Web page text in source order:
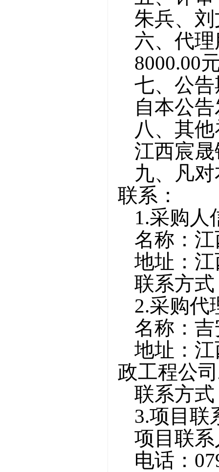
朱兵、
六、代
8000.00
七、公
自本公
八、其
江西宸
九、凡
联系：
1.采购人
名称：
地址：
联系方
2.采购代
名称：
地址：
政工程公
联系方
3.项目联
项目联
电话：